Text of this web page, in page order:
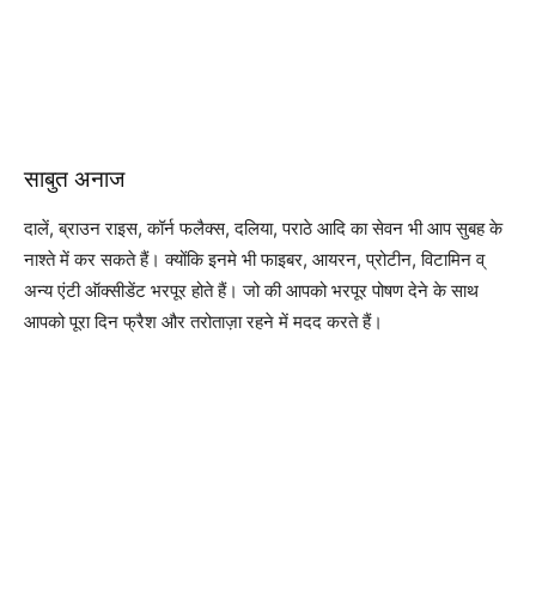
साबुत अनाज
दालें, ब्राउन राइस, कॉर्न फलैक्स, दलिया, पराठे आदि का सेवन भी आप सुबह के
नाश्ते में कर सकते हैं। क्योंकि इनमे भी फाइबर, आयरन, प्रोटीन, विटामिन व्
अन्य एंटी ऑक्सीडेंट भरपूर होते हैं। जो की आपको भरपूर पोषण देने के साथ
आपको पूरा दिन फ्रैश और तरोताज़ा रहने में मदद करते हैं।